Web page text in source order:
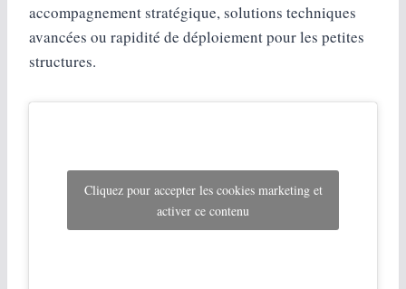
accompagnement stratégique, solutions techniques
avancées ou rapidité de déploiement pour les petites
structures.
Cliquez pour accepter les cookies marketing et
activer ce contenu